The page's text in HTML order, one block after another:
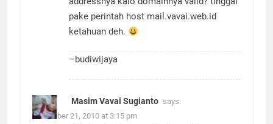
pake perintah host mail.vavai.web.id
ketahuan deh.
–budiwijaya
Masim Vavai Sugianto says:
December 21, 2010 at 3:15 pm